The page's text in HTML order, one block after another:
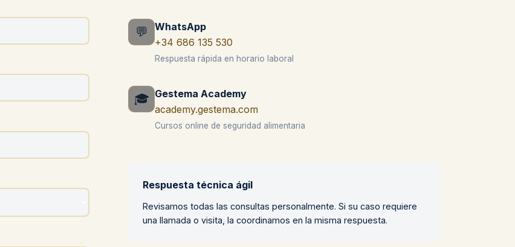
💬
WhatsApp
+34 686 135 530
Respuesta rápida en horario laboral
🎓 Gestema Academy
academy.gestema.com
Cursos online de seguridad alimentaria
Respuesta técnica ágil
Revisamos todas las consultas personalmente. Si su caso requiere
una llamada o visita, la coordinamos en la misma respuesta.